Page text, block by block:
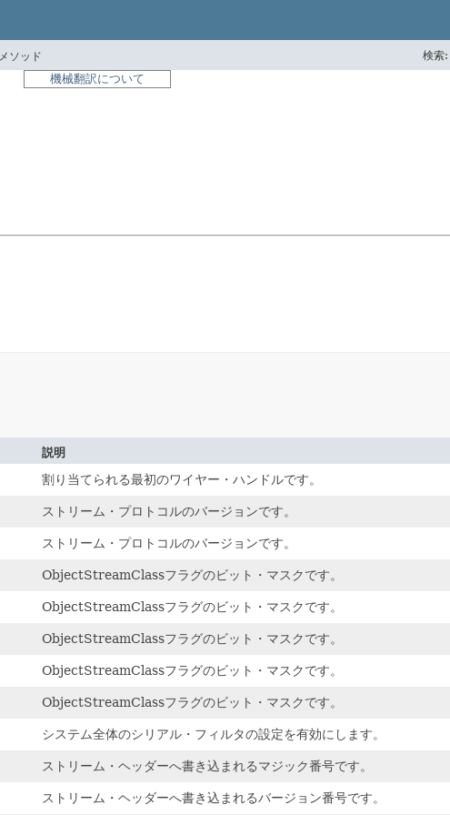
メソッド 検索:
機械翻訳について
説明
割り当てられる最初のワイヤー・ハンドルです。
ストリーム・プロトコルのバージョンです。
ストリーム・プロトコルのバージョンです。
ObjectStreamClassフラグのビット・マスクです。
ObjectStreamClassフラグのビット・マスクです。
ObjectStreamClassフラグのビット・マスクです。
ObjectStreamClassフラグのビット・マスクです。
ObjectStreamClassフラグのビット・マスクです。
システム全体のシリアル・フィルタの設定を有効にします。
ストリーム・ヘッダーへ書き込まれるマジック番号です。
ストリーム・ヘッダーへ書き込まれるバージョン番号です。